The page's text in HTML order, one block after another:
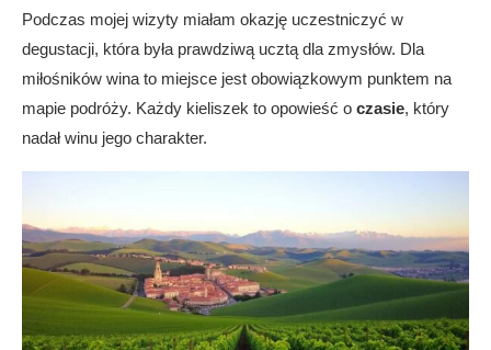
Podczas mojej wizyty miałam okazję uczestniczyć w
degustacji, która była prawdziwą ucztą dla zmysłów. Dla
miłośników wina to miejsce jest obowiązkowym punktem na
mapie podróży. Każdy kieliszek to opowieść o czasie, który
nadał winu jego charakter.